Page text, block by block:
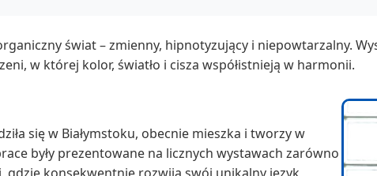
świat – zmienny, hipnotyzujący i niepowtarzalny.
w której kolor, światło i cisza współistnieją w harmonii.
się w Białymstoku, obecnie mieszka i tworzy w
były prezentowane na licznych wystawach zarówno